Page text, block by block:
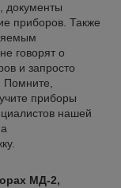
документы
приборов. Также
говорят о
и запросто
Помните,
приборы
нашей
МД-2,